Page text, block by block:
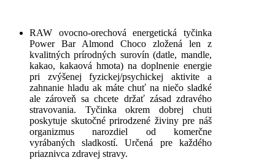
RAW ovocno-orechová energetická tyčinka
Power Bar Almond Choco zložená len z
kvalitných prírodných surovín (datle, mandle,
kakao, kakaová hmota) na doplnenie energie
pri zvýšenej fyzickej/psychickej aktivite a
zahnanie hladu ak máte chuť na niečo sladké
ale zároveň sa chcete držať zásad zdravého
stravovania. Tyčinka okrem dobrej chuti
poskytuje skutočné prirodzené živiny pre náš
organizmus narozdiel od komerčne
vyrábaných sladkostí. Určená pre každého
priaznivca zdravej stravy.